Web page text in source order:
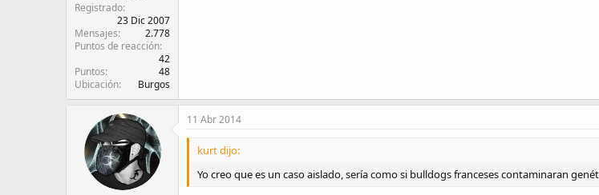
Registrado
23 Dic 2007
Mensajes
2.778
Puntos de reacción
42
Puntos
48
Ubicación
Burgos
11 Abr 2014
kurt dijo:
Yo creo que es un caso aislado, sería como si bulldogs franceses contaminaran